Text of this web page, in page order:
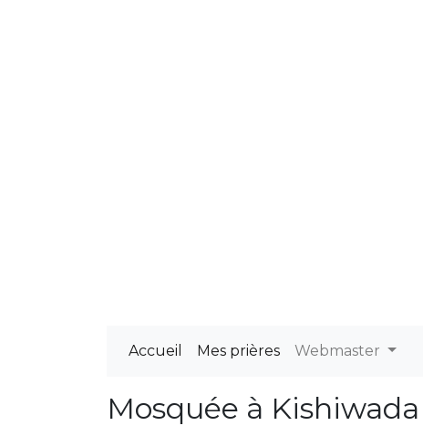
Accueil Mes prières Webmaster
Mosquée à Kishiwada